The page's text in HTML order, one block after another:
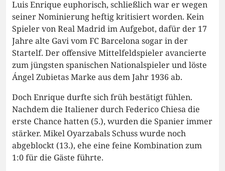
Luis Enrique euphorisch, schließlich war er wegen
seiner Nominierung heftig kritisiert worden. Kein
Spieler von Real Madrid im Aufgebot, dafür der 17
Jahre alte Gavi vom FC Barcelona sogar in der
Startelf. Der offensive Mittelfeldspieler avancierte
zum jüngsten spanischen Nationalspieler und löste
Ángel Zubietas Marke aus dem Jahr 1936 ab.
Doch Enrique durfte sich früh bestätigt fühlen.
Nachdem die Italiener durch Federico Chiesa die
erste Chance hatten (5.), wurden die Spanier immer
stärker. Mikel Oyarzabals Schuss wurde noch
abgeblockt (13.), ehe eine feine Kombination zum
1:0 für die Gäste führte.